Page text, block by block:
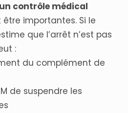
contrôle médical
être importantes. Si le
que l’arrêt n’est pas
:
du complément de
de suspendre les